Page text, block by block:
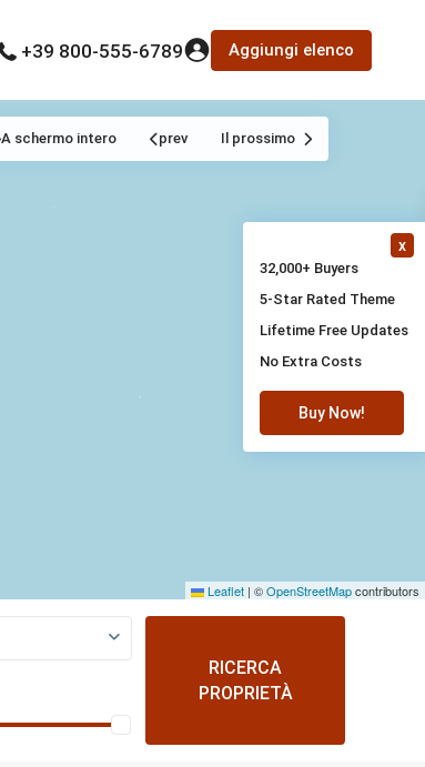
+39 800-555-6789 Aggiungi elenco
Leaflet | ©OpenStreetMapcontributors
A schermo intero prev Il prossimo
RICERCA
PROPRIETÀ
x
32,000+ Buyers
5-Star Rated Theme
Lifetime Free Updates
No Extra Costs
Buy Now!